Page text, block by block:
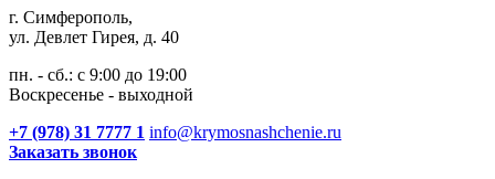
г. Симферополь,
ул. Девлет Гирея, д. 40
пн. - сб.: с 9:00 до 19:00
Воскресенье - выходной
+7 (978) 31 7777 1 info@krymosnashchenie.ru
Заказать звонок